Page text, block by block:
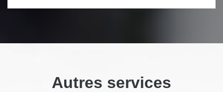
Autres services